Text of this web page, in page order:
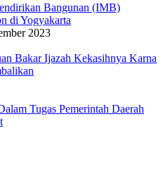
Bangunan (IMB)
di Yogyakarta
2023
Bakar Ijazah Kekasihnya Karna
Tugas Pemerintah Daerah